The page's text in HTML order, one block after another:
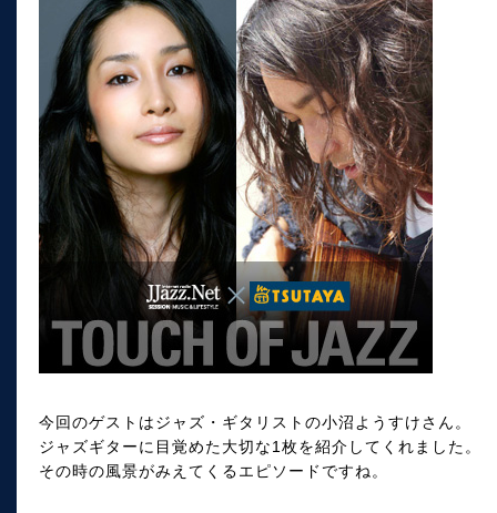
今回のゲストはジャズ・ギタリストの小沼ようすけさん。
ジャズギターに目覚めた大切な1枚を紹介してくれました。
その時の風景がみえてくるエピソードですね。